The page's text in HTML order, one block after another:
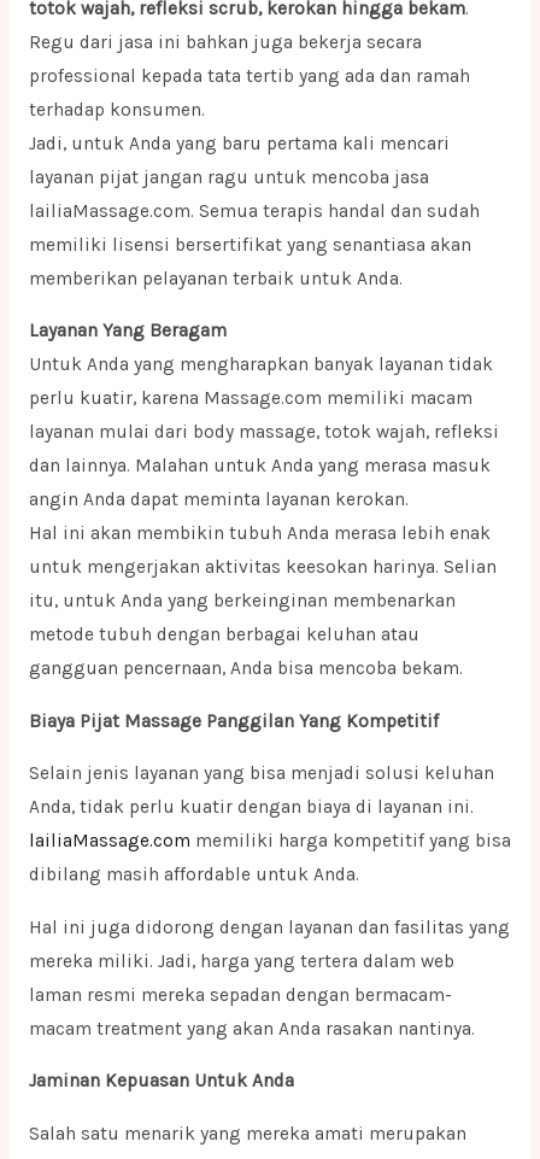
totok wajah, refleksi scrub, kerokan hingga bekam.
Regu dari jasa ini bahkan juga bekerja secara
professional kepada tata tertib yang ada dan ramah
terhadap konsumen.
Jadi, untuk Anda yang baru pertama kali mencari
layanan pijat jangan ragu untuk mencoba jasa
lailiaMassage.com. Semua terapis handal dan sudah
memiliki lisensi bersertifikat yang senantiasa akan
memberikan pelayanan terbaik untuk Anda.
Layanan Yang Beragam
Untuk Anda yang mengharapkan banyak layanan tidak
perlu kuatir, karena Massage.com memiliki macam
layanan mulai dari body massage, totok wajah, refleksi
dan lainnya. Malahan untuk Anda yang merasa masuk
angin Anda dapat meminta layanan kerokan.
Hal ini akan membikin tubuh Anda merasa lebih enak
untuk mengerjakan aktivitas keesokan harinya. Selian
itu, untuk Anda yang berkeinginan membenarkan
metode tubuh dengan berbagai keluhan atau
gangguan pencernaan, Anda bisa mencoba bekam.
Biaya Pijat Massage Panggilan Yang Kompetitif
Selain jenis layanan yang bisa menjadi solusi keluhan
Anda, tidak perlu kuatir dengan biaya di layanan ini.
lailiaMassage.com memiliki harga kompetitif yang bisa
dibilang masih affordable untuk Anda.
Hal ini juga didorong dengan layanan dan fasilitas yang
mereka miliki. Jadi, harga yang tertera dalam web
laman resmi mereka sepadan dengan bermacam-
macam treatment yang akan Anda rasakan nantinya.
Jaminan Kepuasan Untuk Anda
Salah satu menarik yang mereka amati merupakan